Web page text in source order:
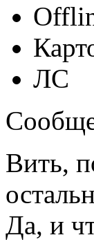
ЛС
Вить,
Да, и